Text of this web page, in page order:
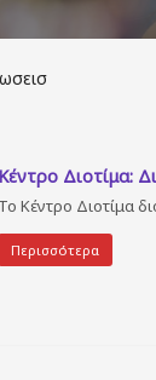
Κέντρο Διοτίμα:
Το Κέντρο Διοτίμα
Περισσότερα